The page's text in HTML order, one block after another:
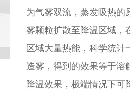
为气雾双流，蒸发吸热的
雾颗粒扩散至降温区域，
区域大量热能，科学统
造雾，得到的效果等于
降温效果，极端情况下可